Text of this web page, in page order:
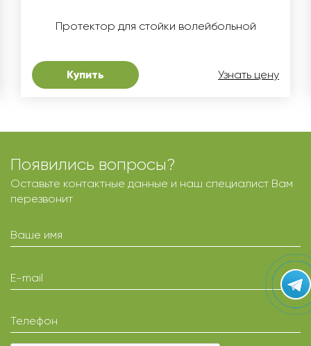
Протектор для стойки волейбольной
Купить Узнать цену
Появились вопросы?
Оставьте контактные данные и наш специалист Вам
перезвонит
Ваше имя
E-mail
Телефон